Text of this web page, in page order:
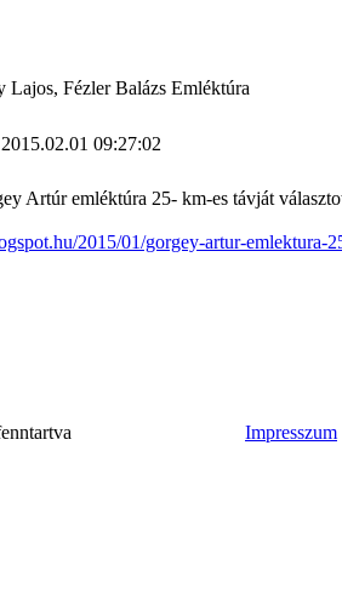
Lajos, Fézler Balázs Emléktúra
2015.02.01 09:27:02
Artúr emléktúra 25- km-es távját
2015/01/gorgey-artur-emlektura-
Impresszum